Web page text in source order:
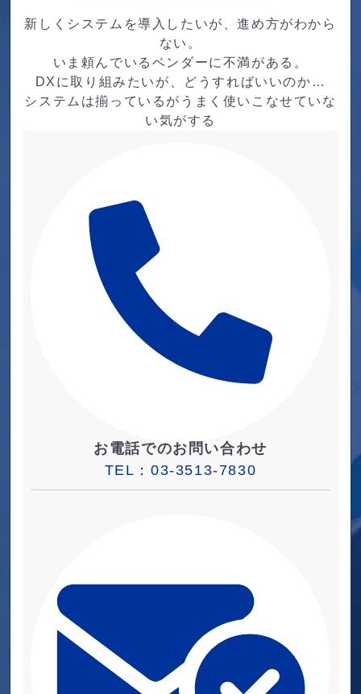
新しくシステムを導入したいが、進め方がわから
ない。
いま頼んでいるベンダーに不満がある。
DXに取り組みたいが、どうすればいいのか…
システムは揃っているがうまく使いこなせていな
い気がする
お電話でのお問い合わせ
TEL：03-3513-7830